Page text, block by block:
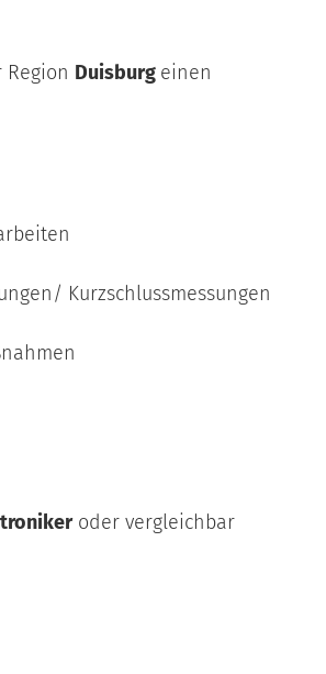
Kurzschlussmessungen
oder vergleichbar
Duisburg einen